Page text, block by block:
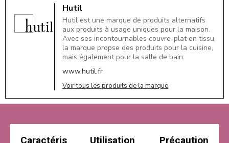
Hutil
Hutil est une marque de produits alternatifs
aux produits à usage uniques pour la maison.
Avec ses incontournables couvre-plat en tissu,
la marque propse des produits pour la cuisine,
mais également pour la salle de bain.
www.hutil.fr
Voir tous les produits de la marque
Caractéris
Utilisation
Précaution